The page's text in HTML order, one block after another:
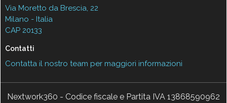
Via Moretto da Brescia, 22
Milano - Italia
CAP 20133
Contatti
Contatta il nostro team per maggiori informazioni
Nextwork360 - Codice fiscale e Partita IVA 13868590962